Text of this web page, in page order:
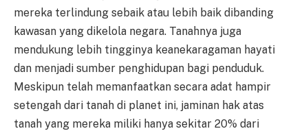
mereka terlindung sebaik atau lebih baik dibanding
kawasan yang dikelola negara. Tanahnya juga
mendukung lebih tingginya keanekaragaman hayati
dan menjadi sumber penghidupan bagi penduduk.
Meskipun telah memanfaatkan secara adat hampir
setengah dari tanah di planet ini, jaminan hak atas
tanah yang mereka miliki hanya sekitar 20% dari